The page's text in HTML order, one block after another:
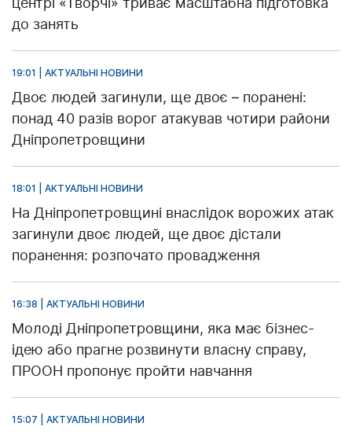
до занять
19:01 | АКТУАЛЬНІ НОВИНИ
Двоє людей загинули, ще двоє – поранені:
понад 40 разів ворог атакував чотири райони
Дніпропетровщини
18:01 | АКТУАЛЬНІ НОВИНИ
На Дніпропетровщині внаслідок ворожих атак
загинули двоє людей, ще двоє дістали
поранення: розпочато провадження
16:38 | АКТУАЛЬНІ НОВИНИ
Молоді Дніпропетровщини, яка має бізнес-
ідею або прагне розвинути власну справу,
ПРООН пропонує пройти навчання
15:07 | АКТУАЛЬНІ НОВИНИ